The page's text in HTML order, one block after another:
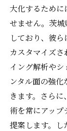
大化するため
せません。茨
しており、彼
カスタマイズ
イング解析や
ンタル面の強
きます。さら
術を常にアップ
提案します。し